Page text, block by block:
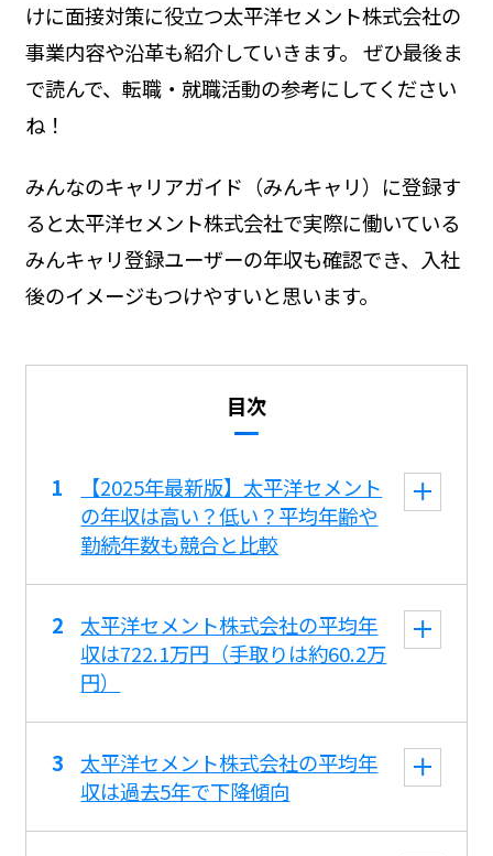
けに面接対策に役立つ太平洋セメント株式会社の
事業内容や沿革も紹介していきます。 ぜひ最後ま
で読んで、転職・就職活動の参考にしてください
ね！
みんなのキャリアガイド（みんキャリ）に登録す
ると太平洋セメント株式会社で実際に働いている
みんキャリ登録ユーザーの年収も確認でき、入社
後のイメージもつけやすいと思います。
目次
【2025年最新版】太平洋セメント
の年収は高い？低い？平均年齢や
勤続年数も競合と比較
太平洋セメント株式会社の平均年
収は722.1万円（手取りは約60.2万
円）
太平洋セメント株式会社の平均年
収は過去5年で下降傾向